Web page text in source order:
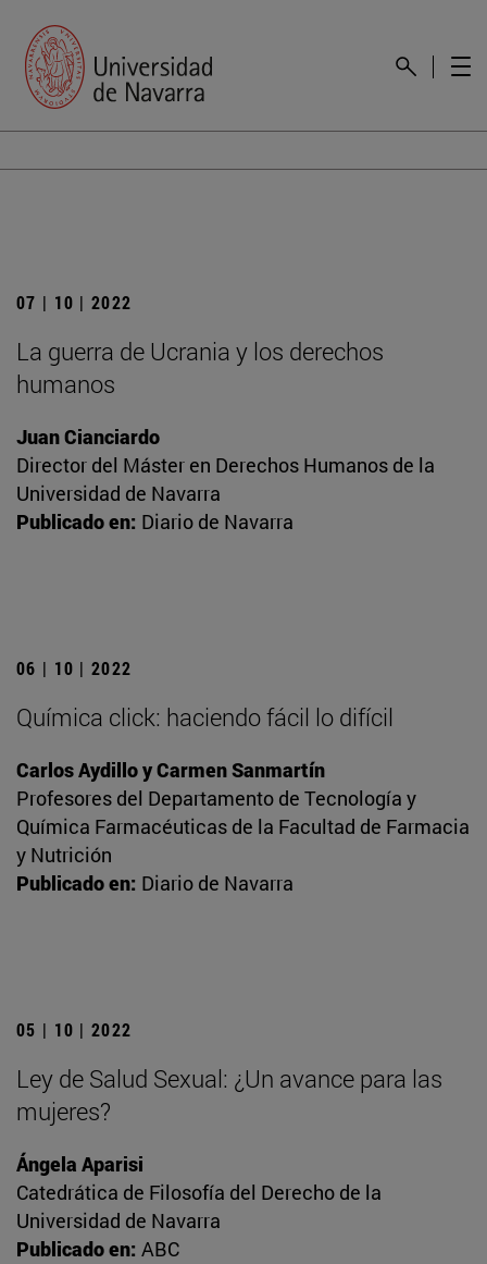
07 | 10 | 2022
La guerra de Ucrania y los derechos
humanos
Juan Cianciardo
Director del Máster en Derechos Humanos de la
Universidad de Navarra
Publicado en: Diario de Navarra
06 | 10 | 2022
Química click: haciendo fácil lo difícil
Carlos Aydillo y Carmen Sanmartín
Profesores del Departamento de Tecnología y
Química Farmacéuticas de la Facultad de Farmacia
y Nutrición
Publicado en: Diario de Navarra
05 | 10 | 2022
Ley de Salud Sexual: ¿Un avance para las
mujeres?
Ángela Aparisi
Catedrática de Filosofía del Derecho de la
Universidad de Navarra
Publicado en: ABC